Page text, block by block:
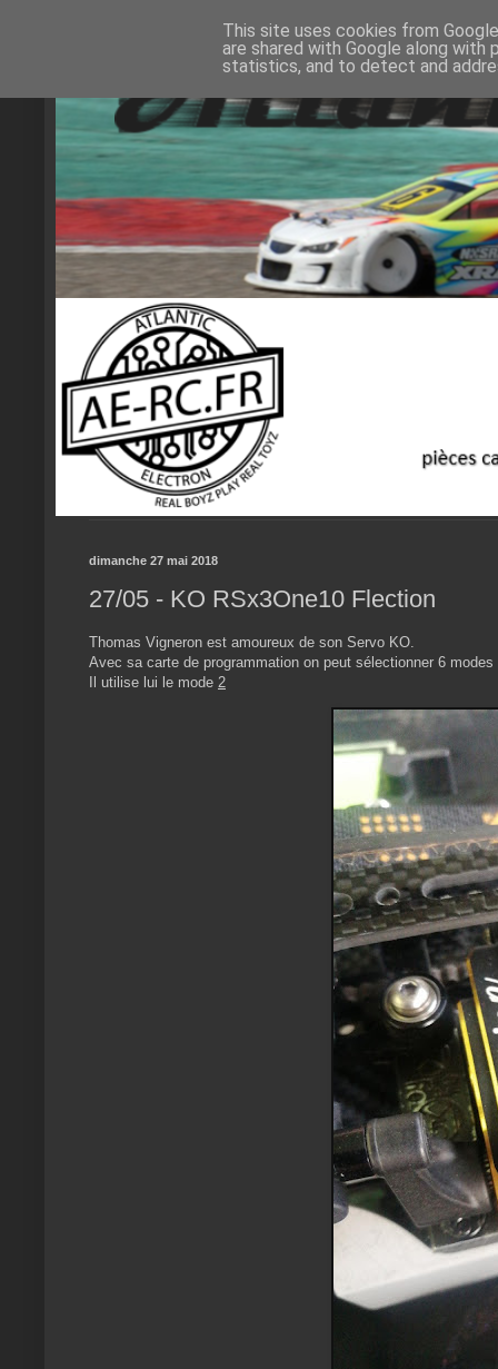
dimanche 27 mai 2018
27/05 - KO RSx3One10 Flection
Thomas Vigneron est amoureux de son Servo KO.
Avec sa carte de programmation on peut sélectionner 6
Il utilise lui le mode 2
This site uses cookies from
are shared with Google along
statistics, and to detect and